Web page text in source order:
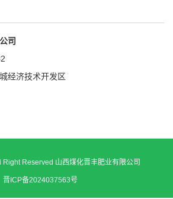
司
经济技术开发区
Reserved 山西煤化晋丰肥业有限公司
晋ICP备2024037563号